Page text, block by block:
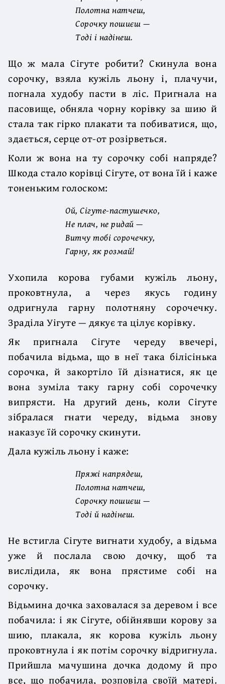
Полотна натчеш,
Сорочку пошиєш —
Тоді і надінеш.
Що ж мала Сігуте робити? Скинула вона
сорочку, взяла кужіль льону і, плачучи,
погнала худобу пасти в ліс. Пригнала на
пасовище, обняла чорну корівку за шию й
стала так гірко плакати та побиватися, що,
здається, серце от-от розірветься.
Коли ж вона на ту сорочку собі напряде?
Шкода стало корівці Сігуте, от вона їй і каже
тоненьким голоском:
Ой, Сігуте-пастушечко,
Не плач, не ридай —
Витчу тобі сорочечку,
Гарну, як розмай!
Ухопила корова губами кужіль льону,
проковтнула, а через якусь годину
одригнула гарну полотняну сорочечку.
Зраділа Уігуте — дякує та цілує корівку.
Як пригнала Сігуте череду ввечері,
побачила відьма, що в неї така білісінька
сорочка, й закортіло їй дізнатися, як це
вона зуміла таку гарну собі сорочечку
випрясти. На другий день, коли Сігуте
зібралася гнати череду, відьма знову
наказує їй сорочку скинути.
Дала кужіль льону і каже:
Пряжі напрядеш,
Полотна натчеш,
Сорочку пошиєш —
Тоді й надінеш.
Не встигла Сігуте вигнати худобу, а відьма
уже й послала свою дочку, щоб та
вислідила, як вона прястиме собі на
сорочку.
Відьмина дочка заховалася за деревом і все
побачила: і як Сігуте, обійнявши корову за
шию, плакала, як корова кужіль льону
проковтнула і як потім сорочку відригнула.
Прийшла мачушина дочка додому й про
все, що побачила, розповіла своїй матері.